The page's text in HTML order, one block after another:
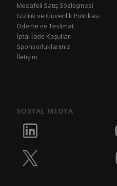
Mesafeli Satış Sözleşmesi
Gizlilik ve Güvenlik Politikası
Ödeme ve Teslimat
İptal İade Koşulları
Sponsorluklarımız
İletişim
SOSYAL MEDYA